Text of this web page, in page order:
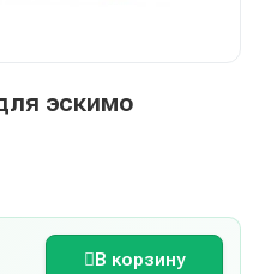
эскимо
В корзину